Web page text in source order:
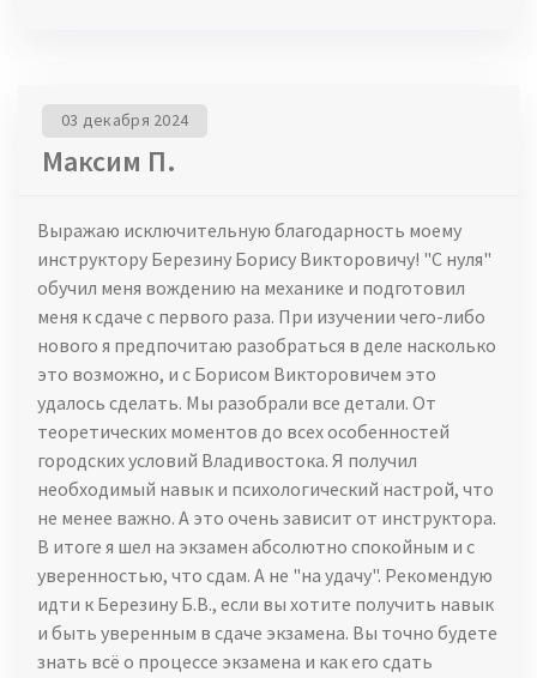
Максим П.
03 декабря 2024
Выражаю исключительную благодарность моему
инструктору Березину Борису Викторовичу! "С нуля"
обучил меня вождению на механике и подготовил
меня к сдаче с первого раза. При изучении чего-либо
нового я предпочитаю разобраться в деле насколько
это возможно, и с Борисом Викторовичем это
удалось сделать. Мы разобрали все детали. От
теоретических моментов до всех особенностей
городских условий Владивостока. Я получил
необходимый навык и психологический настрой, что
не менее важно. А это очень зависит от инструктора.
В итоге я шел на экзамен абсолютно спокойным и с
уверенностью, что сдам. А не "на удачу". Рекомендую
идти к Березину Б.В., если вы хотите получить навык
и быть уверенным в сдаче экзамена. Вы точно будете
знать всё о процессе экзамена и как его сдать